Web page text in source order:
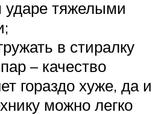
ударе тяжелыми
в стиралку
– качество
гораздо хуже, да и
можно легко